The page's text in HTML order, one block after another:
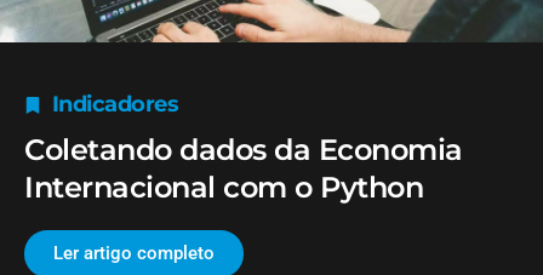
Indicadores
Coletando dados da Economia
Internacional com o Python
Ler artigo completo